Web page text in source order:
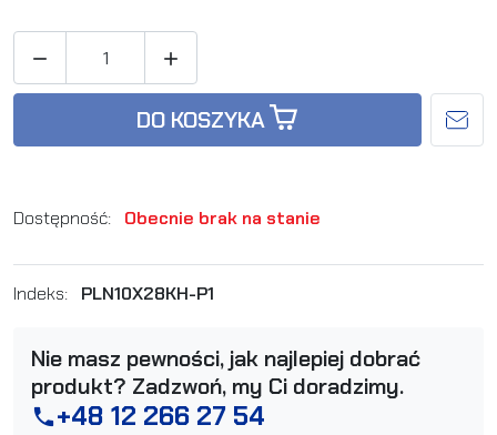
 
DO KOSZYKA
Dostępność: Obecnie brak na stanie
Indeks: PLN10X28KH-P1
Nie masz pewności, jak najlepiej dobrać
produkt? Zadzwoń, my Ci doradzimy.
phone+48 12 266 27 54